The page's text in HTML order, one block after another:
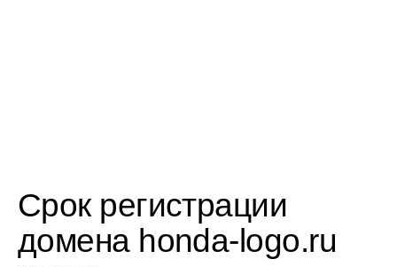
Срок регистрации
домена honda-logo.ru